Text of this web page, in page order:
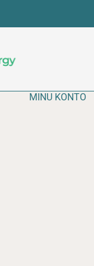
MINU KONTO